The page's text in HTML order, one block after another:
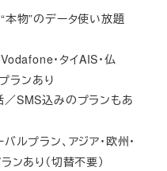
物”のデータ使い放題
・タイAIS・仏
ランあり
SMS込みのプランもあ
プラン、アジア・欧州・
ンあり（切替不要）